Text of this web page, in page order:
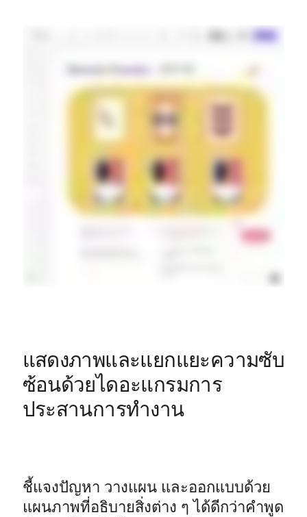
แสดงภาพและแยกแยะความซับ
ซ้อนด้วยไดอะแกรมการ
ประสานการทำงาน
ชี้แจงปัญหา วางแผน และออกแบบด้วย
แผนภาพที่อธิบายสิ่งต่าง ๆ ได้ดีกว่าคำพูด